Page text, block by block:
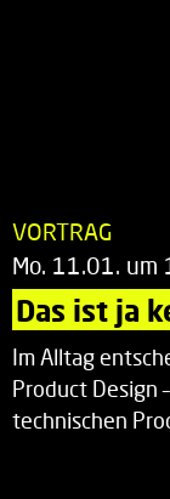
VORTRAG
Mo. 11.01. um
Das ist ja
Im Alltag
Product Design
technischen